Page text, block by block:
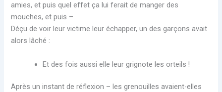
amies, et puis quel effet ça lui ferait de manger des
mouches, et puis –
Déçu de voir leur victime leur échapper, un des garçons avait
alors lâché :
Et des fois aussi elle leur grignote les orteils !
Après un instant de réflexion – les grenouilles avaient-elles